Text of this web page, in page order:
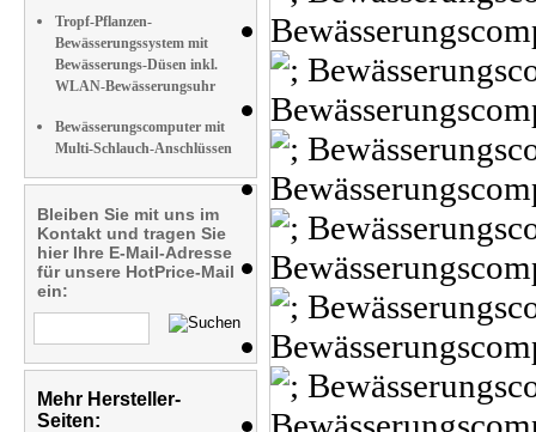
Tropf-Pflanzen-
Bewässerungssystem mit
Bewässerungs-Düsen inkl.
WLAN-Bewässerungsuhr
Bewässerungscomputer mit
Multi-Schlauch-Anschlüssen
Bleiben Sie mit uns im
Kontakt und tragen Sie
hier Ihre E-Mail-Adresse
für unsere HotPrice-Mail
ein:
Mehr Hersteller-
Seiten: